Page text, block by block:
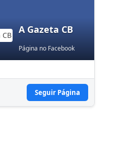
A Gazeta CB
Página no Facebook
Seguir Página